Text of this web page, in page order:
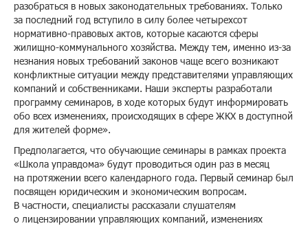
разобраться в новых законодательных требованиях. Только
за последний год вступило в силу более четырехсот
нормативно-правовых актов, которые касаются сферы
жилищно-коммунального хозяйства. Между тем, именно из-за
незнания новых требований законов чаще всего возникают
конфликтные ситуации между представителями управляющих
компаний и собственниками. Наши эксперты разработали
программу семинаров, в ходе которых будут информировать
обо всех изменениях, происходящих в сфере ЖКХ в доступной
для жителей форме».
Предполагается, что обучающие семинары в рамках проекта
«Школа управдома» будут проводиться один раз в месяц
на протяжении всего календарного года. Первый семинар был
посвящен юридическим и экономическим вопросам.
В частности, специалисты рассказали слушателям
о лицензировании управляющих компаний, изменениях